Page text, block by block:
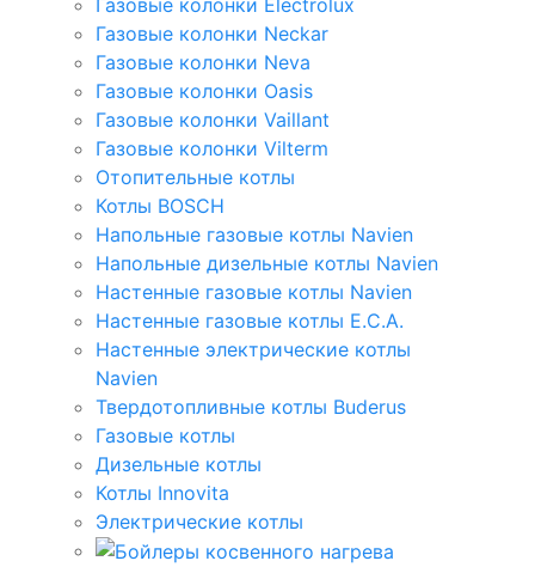
Газовые колонки Neckar
Газовые колонки Neva
Газовые колонки Oasis
Газовые колонки Vaillant
Газовые колонки Vilterm
Отопительные котлы
Котлы BOSCH
Напольные газовые котлы Navien
Напольные дизельные котлы Navien
Настенные газовые котлы Navien
Настенные газовые котлы E.C.A.
Настенные электрические котлы
Navien
Твердотопливные котлы Buderus
Газовые котлы
Дизельные котлы
Котлы Innovita
Электрические котлы